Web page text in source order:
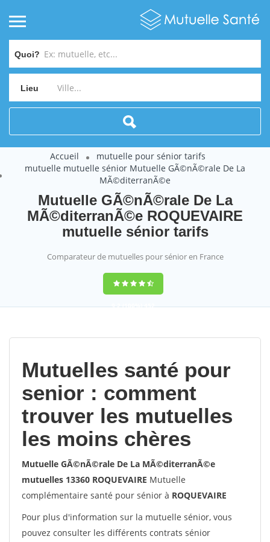
Quoi?
Lieu
Accueil
mutuelle pour sénior tarifs
mutuelle mutuelle sénior Mutuelle GÃ©nÃ©rale De La
MÃ©diterranÃ©e
Mutuelle GÃ©nÃ©rale De La
MÃ©diterranÃ©e ROQUEVAIRE
mutuelle sénior tarifs
Comparateur de mutuelles pour sénior en France
9,2(100%)452
Mutuelles santé pour
senior : comment
trouver les mutuelles
les moins chères
Mutuelle GÃ©nÃ©rale De La MÃ©diterranÃ©e
mutuelles 13360 ROQUEVAIRE Mutuelle
complémentaire santé pour sénior à ROQUEVAIRE
Pour plus d'information sur la mutuelle sénior, vous
pouvez consulter les différents contrats sénior